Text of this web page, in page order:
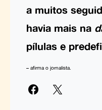
a muitos
havia mais na
pílulas e
– afirma o jornalista.